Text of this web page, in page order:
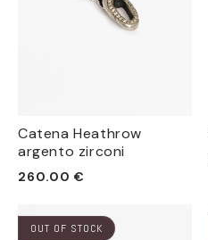
Catena Heathrow
argento zirconi
Prezzo
listino
260.00 €
OUT OF STOCK